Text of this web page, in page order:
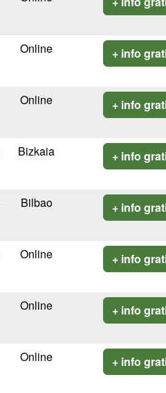
Online + info
Online + info
Bizkaia + info
Bilbao + info
Online + info
Online + info
Online + info